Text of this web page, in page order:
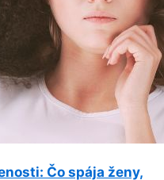
Čo spája ženy,